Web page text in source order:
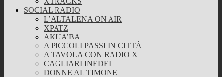
SOCIAL RADIO
L’ALTALENA ON AIR
XPATZ
AKUA’BA
A PICCOLI PASSI IN CITTÀ
A TAVOLA CON RADIO X
CAGLIARI INEDEI
DONNE AL TIMONE